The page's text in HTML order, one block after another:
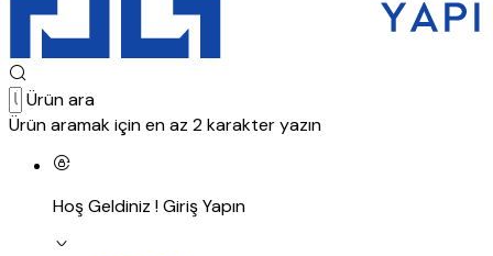
Ürün ara
Ürün aramak için en az 2 karakter yazın
Hoş Geldiniz !Giriş Yapın